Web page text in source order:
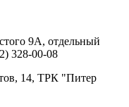
9А, отдельный
328-00-08
14, ТРК "Питер